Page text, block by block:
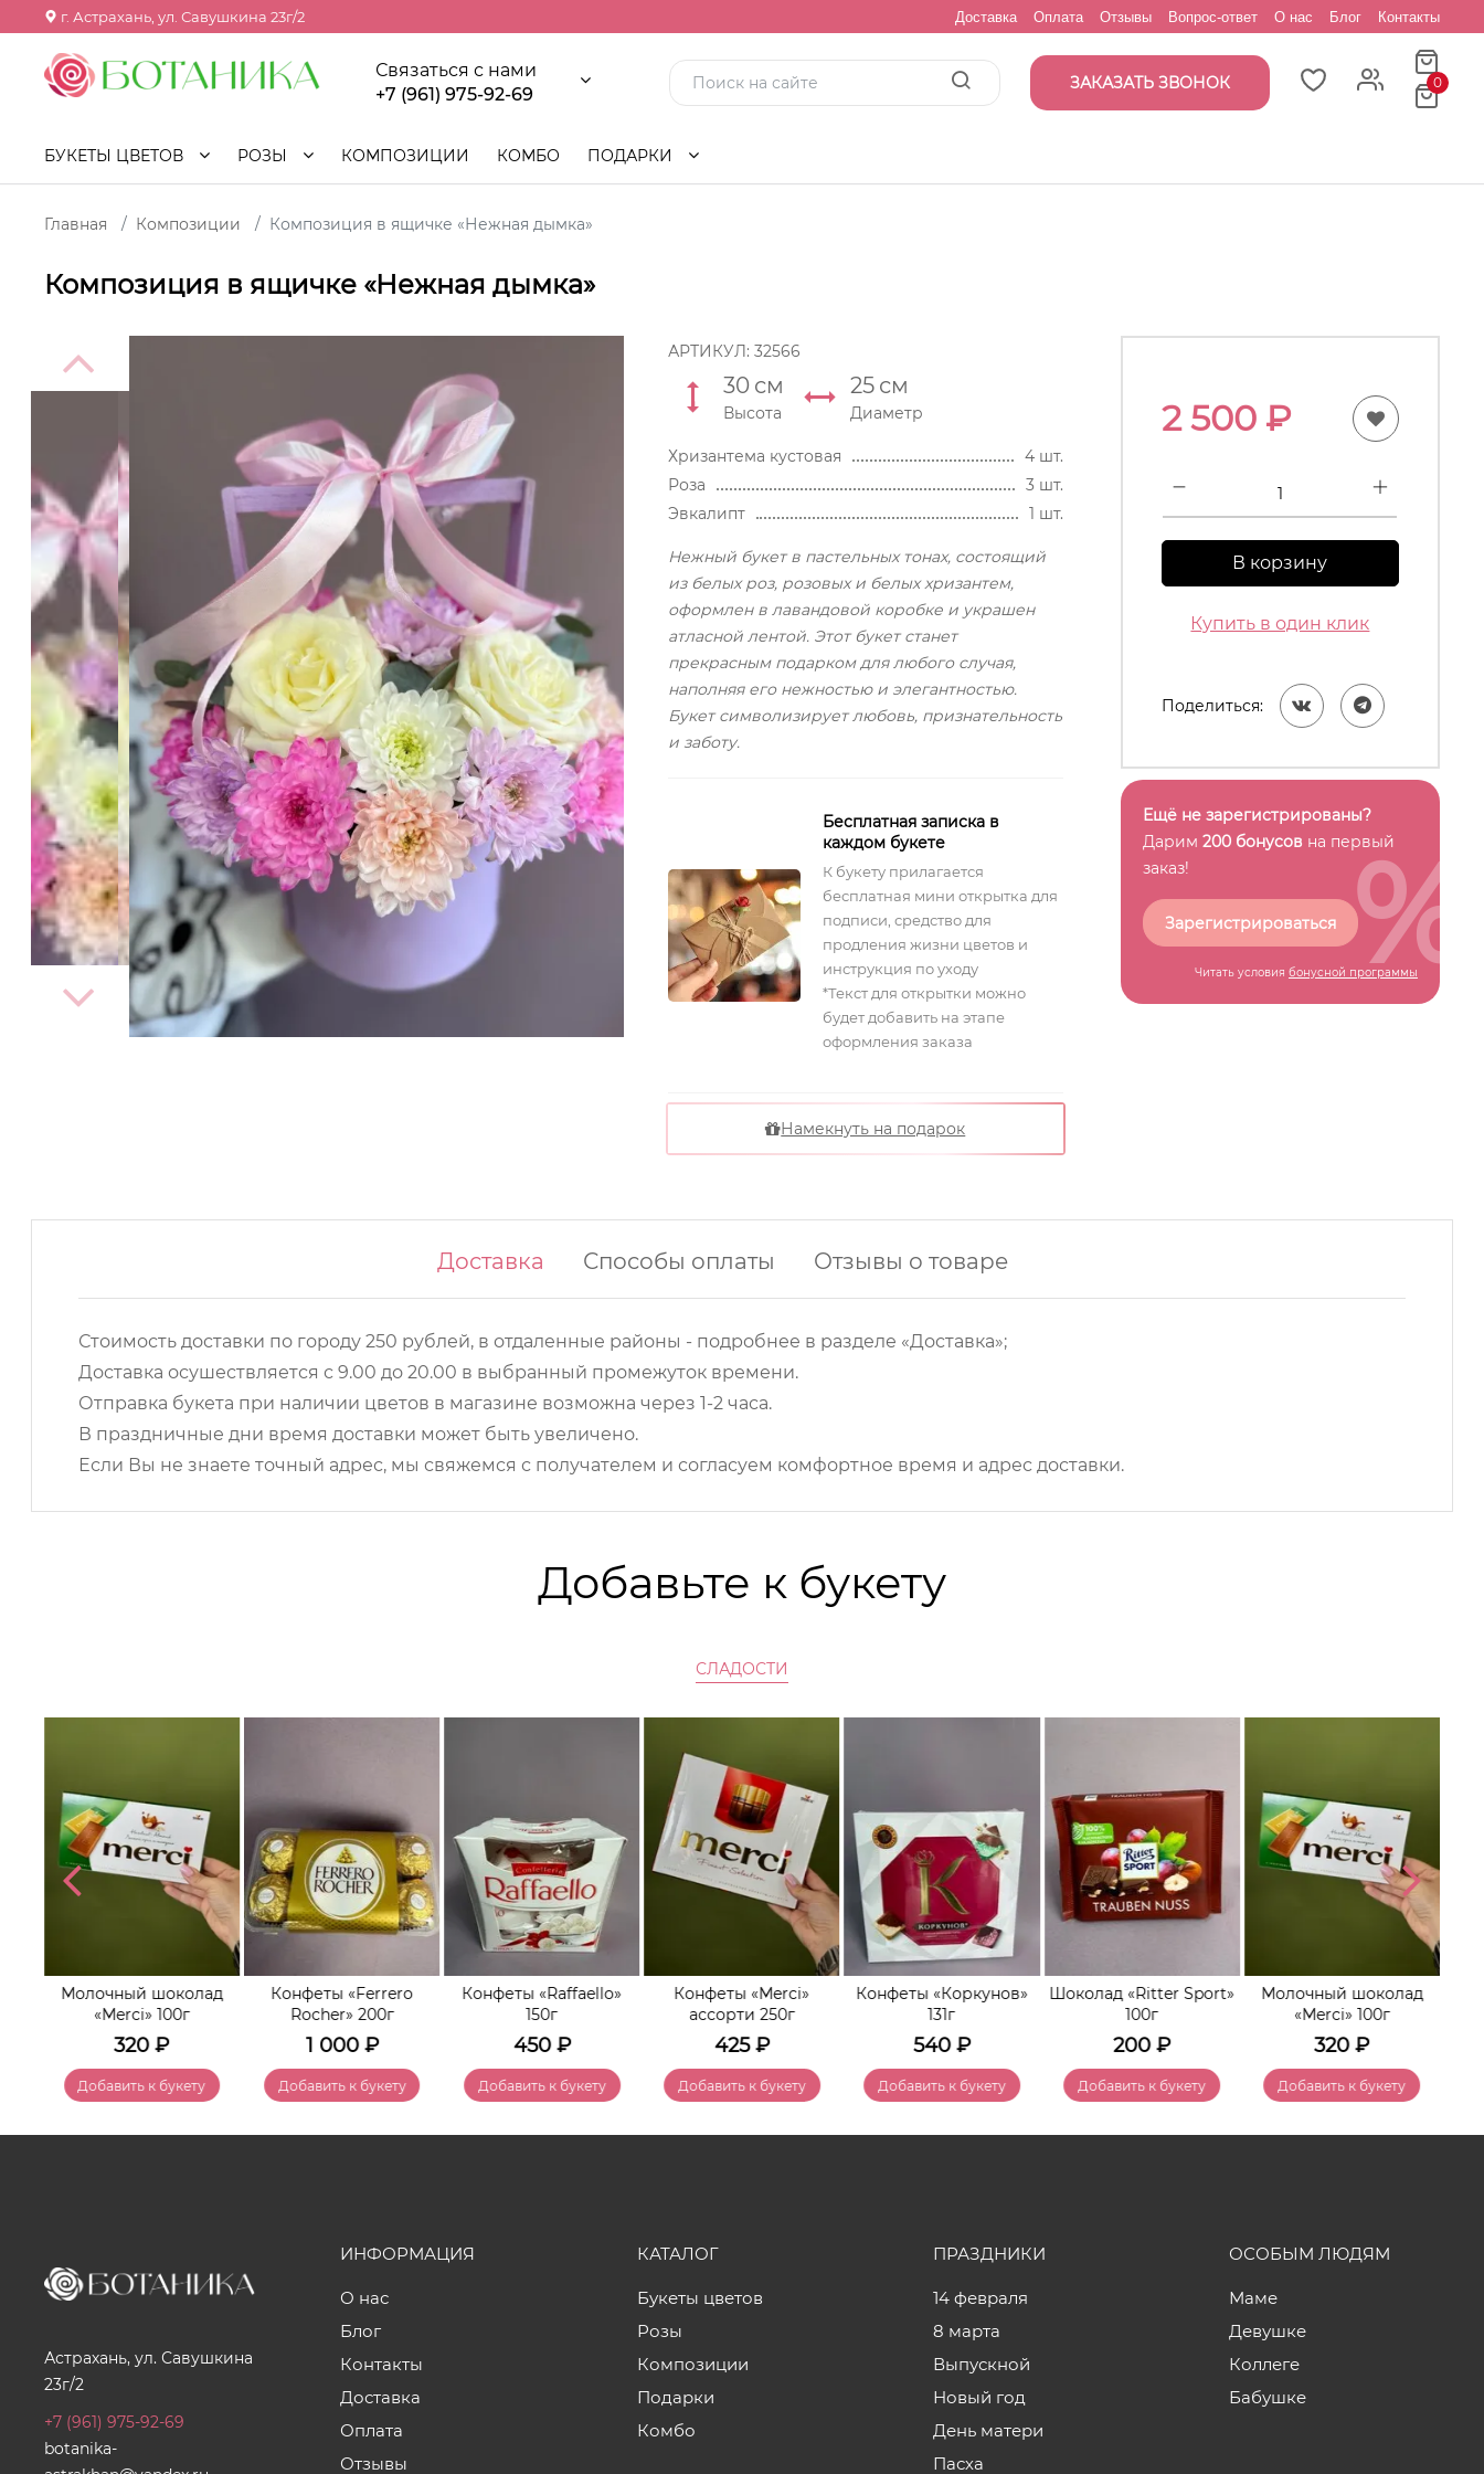
г. Астрахань, ул. Савушкина 23г/2 Доставка Оплата Отзывы Вопрос-ответ О нас Блог Контакты
Связаться с нами
+7 (961) 975-92-69
ЗАКАЗАТЬ ЗВОНОК 0
БУКЕТЫ ЦВЕТОВ РОЗЫ КОМПОЗИЦИИ КОМБО ПОДАРКИ
Главная Композиции Композиция в ящичке «Нежная дымка»
Композиция в ящичке «Нежная дымка»
АРТИКУЛ: 32566
30 см
Высота
25 см
Диаметр
Хризантема кустовая
4 шт.
Роза
3 шт.
Эвкалипт
1 шт.
Нежный букет в пастельных тонах, состоящий
из белых роз, розовых и белых хризантем,
оформлен в лавандовой коробке и украшен
атласной лентой. Этот букет станет
прекрасным подарком для любого случая,
наполняя его нежностью и элегантностью.
Букет символизирует любовь, признательность
и заботу.
Бесплатная записка в
каждом букете
К букету прилагается
бесплатная мини открытка для
подписи, средство для
продления жизни цветов и
инструкция по уходу
*Текст для открытки можно
будет добавить на этапе
оформления заказа
Намекнуть на подарок
2 500₽
В корзину
Купить в один клик
Поделиться:
Ещё не зарегистрированы?
Дарим 200 бонусов на первый
заказ!
Зарегистрироваться
Читать условия бонусной программы
%
Доставка Способы оплаты Отзывы о товаре
Стоимость доставки по городу 250 рублей, в отдаленные районы - подробнее в разделе «Доставка»;
Доставка осушествляется с 9.00 до 20.00 в выбранный промежуток времени.
Отправка букета при наличии цветов в магазине возможна через 1-2 часа.
В праздничные дни время доставки может быть увеличено.
Если Вы не знаете точный адрес, мы свяжемся с получателем и согласуем комфортное время и адрес доставки.
Добавьте к букету
СЛАДОСТИ
Молочный шоколад
«Merci» 100г
320₽
Добавить к букету
Конфеты «Ferrero
Rocher» 200г
1 000₽
Добавить к букету
Конфеты «Raffaello»
150г
450₽
Добавить к букету
Конфеты «Merci»
ассорти 250г
425₽
Добавить к букету
Конфеты «Коркунов»
131г
540₽
Добавить к букету
Шоколад «Ritter Sport»
100г
200₽
Добавить к букету
Молочный шоколад
«Merci» 100г
320₽
Добавить к букету
Астрахань, ул. Савушкина
23г/2
+7 (961) 975-92-69
botanika-
ИНФОРМАЦИЯ
О нас
Блог
Контакты
Доставка
Оплата
Отзывы
КАТАЛОГ
Букеты цветов
Розы
Композиции
Подарки
Комбо
ПРАЗДНИКИ
14 февраля
8 марта
Выпускной
Новый год
День матери
Пасха
ОСОБЫМ ЛЮДЯМ
Маме
Девушке
Коллеге
Бабушке